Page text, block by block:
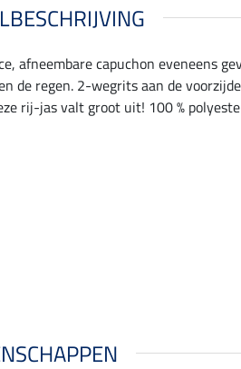
afneembare capuchon eveneens
regen. 2-wegrits aan de
rij-jas valt groot uit! 100 %